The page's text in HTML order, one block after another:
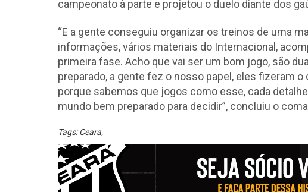
campeonato à parte e projetou o duelo diante dos
“E a gente conseguiu organizar os treinos de uma
informações, vários materiais do Internacional,
primeira fase. Acho que vai ser um bom jogo, são
preparado, a gente fez o nosso papel, eles fizeram
porque sabemos que jogos como esse, cada
mundo bem preparado para decidir”, concluiu o
Tags:Ceara,